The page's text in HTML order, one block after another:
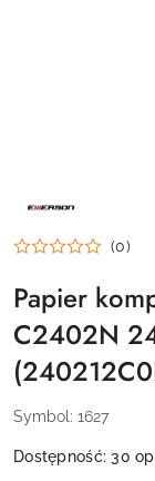
PRODUCENTA:
(0)
Papier
C2402N
Symbol: 1627
Dostępność:30op